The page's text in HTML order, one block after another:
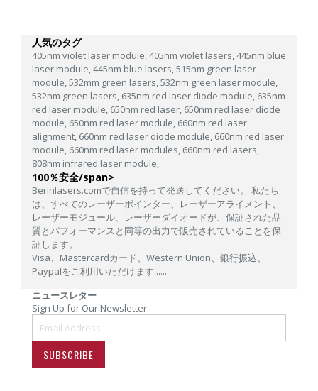
人気のタグ
405nm violet laser module,405nm violet lasers,445nm blue
laser module,445nm blue lasers,515nm green laser
module,532mm green lasers,532nm green laser module,
532nm green lasers, 635nm red laser diode module, 635nm
red laser module, 650nm red laser, 650nm red laser diode
module, 650nm red laser module, 660nm red laser
alignment, 660nm red laser diode module, 660nm red laser
module, 660nm red laser modules, 660nm red lasers,
808nm infrared laser module,
100％安全/span>
Berinlasers.comで自信を持って発送してください。 私たち
は、すべてのレーザーポインター、レーザーアライメント、
レーザーモジュール、レーザーダイオードが、保証された品
質とパフォーマンスと同等の出力で販売されていることを保
証します。
Visa、Mastercardカード、Western Union、銀行振込、
Paypalをご利用いただけます......
ニュースレター
Sign Up for Our Newsletter:
SUBSCRIBE